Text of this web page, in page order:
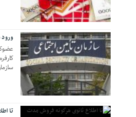
22 آگوست 2020
16 جولای 2018
تا